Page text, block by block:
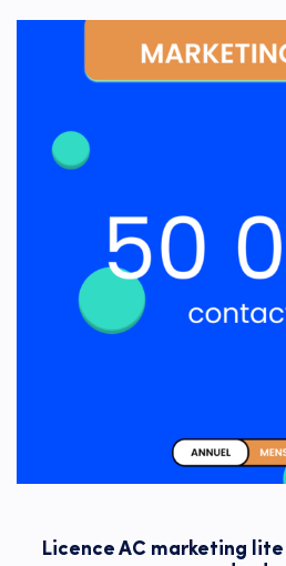
Licence AC marketing